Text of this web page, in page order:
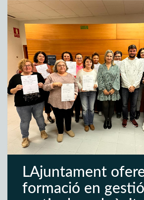
LAjuntament
formació en gestió